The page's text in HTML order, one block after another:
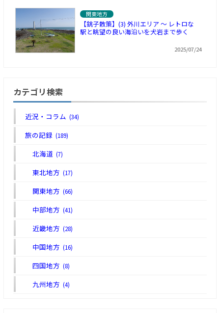
関東地方
【銚子散策】(3) 外川エリア ～ レトロな
駅と眺望の良い海沿いを犬岩まで歩く
2025/07/24
カテゴリ検索
近況・コラム(34)
旅の記録(189)
北海道(7)
東北地方(17)
関東地方(66)
中部地方(41)
近畿地方(28)
中国地方(16)
四国地方(8)
九州地方(4)